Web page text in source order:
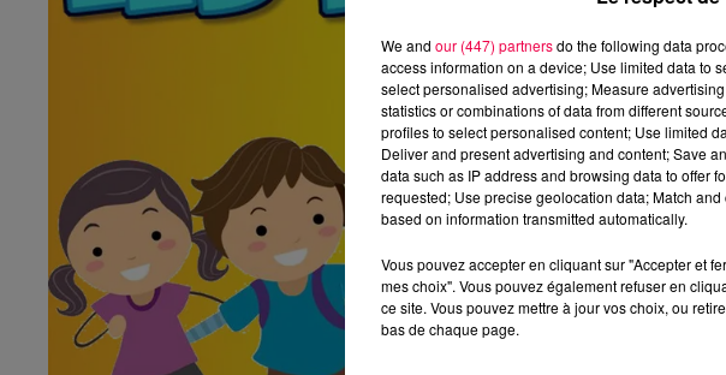
We and our (447) partnersdo the following data
access information on a device; Use limited data to
select personalised advertising; Measure
statistics or combinations of data from different
profiles to select personalised content; Use limited
Deliver and present advertising and content; Save
data such as IP address and browsing data to offer
requested; Use precise geolocation data; Match
based on information transmitted automatically.
Vous pouvez accepter en cliquant sur "Accepter et
mes choix". Vous pouvez également refuser en
ce site. Vous pouvez mettre à jour vos choix, ou
bas de chaque page.